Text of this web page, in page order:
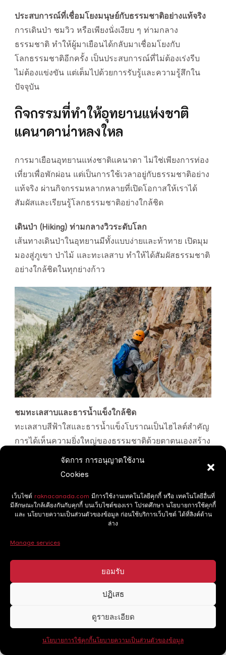
จัดการ การอนุญาตใช้งาน
Cookies
เว็บไซต์ raknacanada.com มีการใช้งานเทคโนโลยีคุกกี้ หรือ เทคโนโลยีอื่นที่
มีลักษณะใกล้เคียงกันกับคุกกี้ บนเว็บไซต์ของเรา โปรดศึกษา นโยบายการใช้คุกกี้
และ นโยบายความเป็นส่วนตัวของข้อมูล ก่อนใช้บริการเว็บไซต์ ได้ที่ลิงค์ด้าน
ล่าง
Manage services
ยอมรับ
ปฏิเสธ
ดูรายละเอียด
นโยบายการใช้คุกกี้นโยบายความเป็นส่วนตัวของข้อมูล
ประสบการณ์ที่เชื่อมโยงมนุษย์กับธรรมชาติอย่างแท้จริง
การเดินป่า ชมวิว หรือเพียงนั่งเงียบ ๆ ท่ามกลาง
ธรรมชาติ ทำให้ผู้มาเยือนได้กลับมาเชื่อมโยงกับ
โลกธรรมชาติอีกครั้ง เป็นประสบการณ์ที่ไม่ต้องเร่งรีบ
ไม่ต้องแข่งขัน แต่เต็มไปด้วยการรับรู้และความรู้สึกใน
ปัจจุบัน
กิจกรรมที่ทำให้อุทยานแห่งชาติ
แคนาดาน่าหลงใหล
การมาเยือนอุทยานแห่งชาติแคนาดา ไม่ใช่เพียงการท่อง
เที่ยวเพื่อพักผ่อน แต่เป็นการใช้เวลาอยู่กับธรรมชาติอย่าง
แท้จริง ผ่านกิจกรรมหลากหลายที่เปิดโอกาสให้เราได้
สัมผัสและเรียนรู้โลกธรรมชาติอย่างใกล้ชิด
เดินป่า (Hiking) ท่ามกลางวิวระดับโลก
เส้นทางเดินป่าในอุทยานมีทั้งแบบง่ายและท้าทาย เปิดมุม
มองสู่ภูเขา ป่าไม้ และทะเลสาบ ทำให้ได้สัมผัสธรรมชาติ
อย่างใกล้ชิดในทุกย่างก้าว
ชมทะเลสาบและธารน้ำแข็งใกล้ชิด
ทะเลสาบสีฟ้าใสและธารน้ำแข็งโบราณเป็นไฮไลต์สำคัญ
การได้เห็นความยิ่งใหญ่ของธรรมชาติด้วยตาตนเองสร้าง
ความประทับใจไม่รู้ลืม
ถ่ายภาพธรรมชาติและสัตว์ป่า
ทิวทัศน์อันงดงามและสัตว์ป่าที่ใช้ชีวิตอย่างอิสระ ทำให้
อุทยานแห่งชาติแคนาดาเป็นสวรรค์ของคนรักการถ่าย